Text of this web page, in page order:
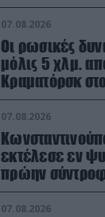
07.08.2026
Οι ρωσικές
μόλις 5 χλμ.
Κραματόρσκ
07.08.2026
εκτέλεσε εν
πρώην
φαρμακείο
07.08.2026